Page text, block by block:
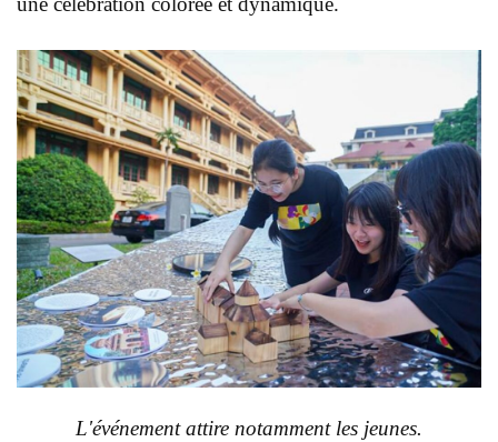
L'événement attire notamment les jeunes.